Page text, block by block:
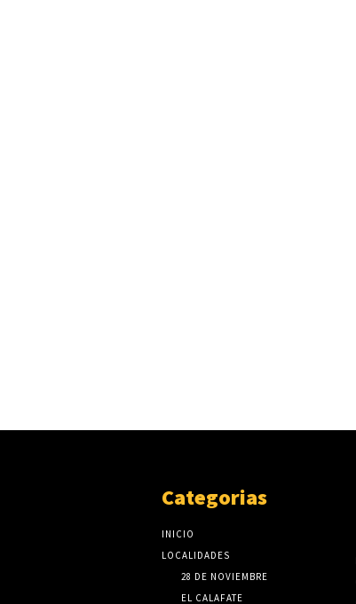
Categorias
INICIO
LOCALIDADES
28 DE NOVIEMBRE
EL CALAFATE